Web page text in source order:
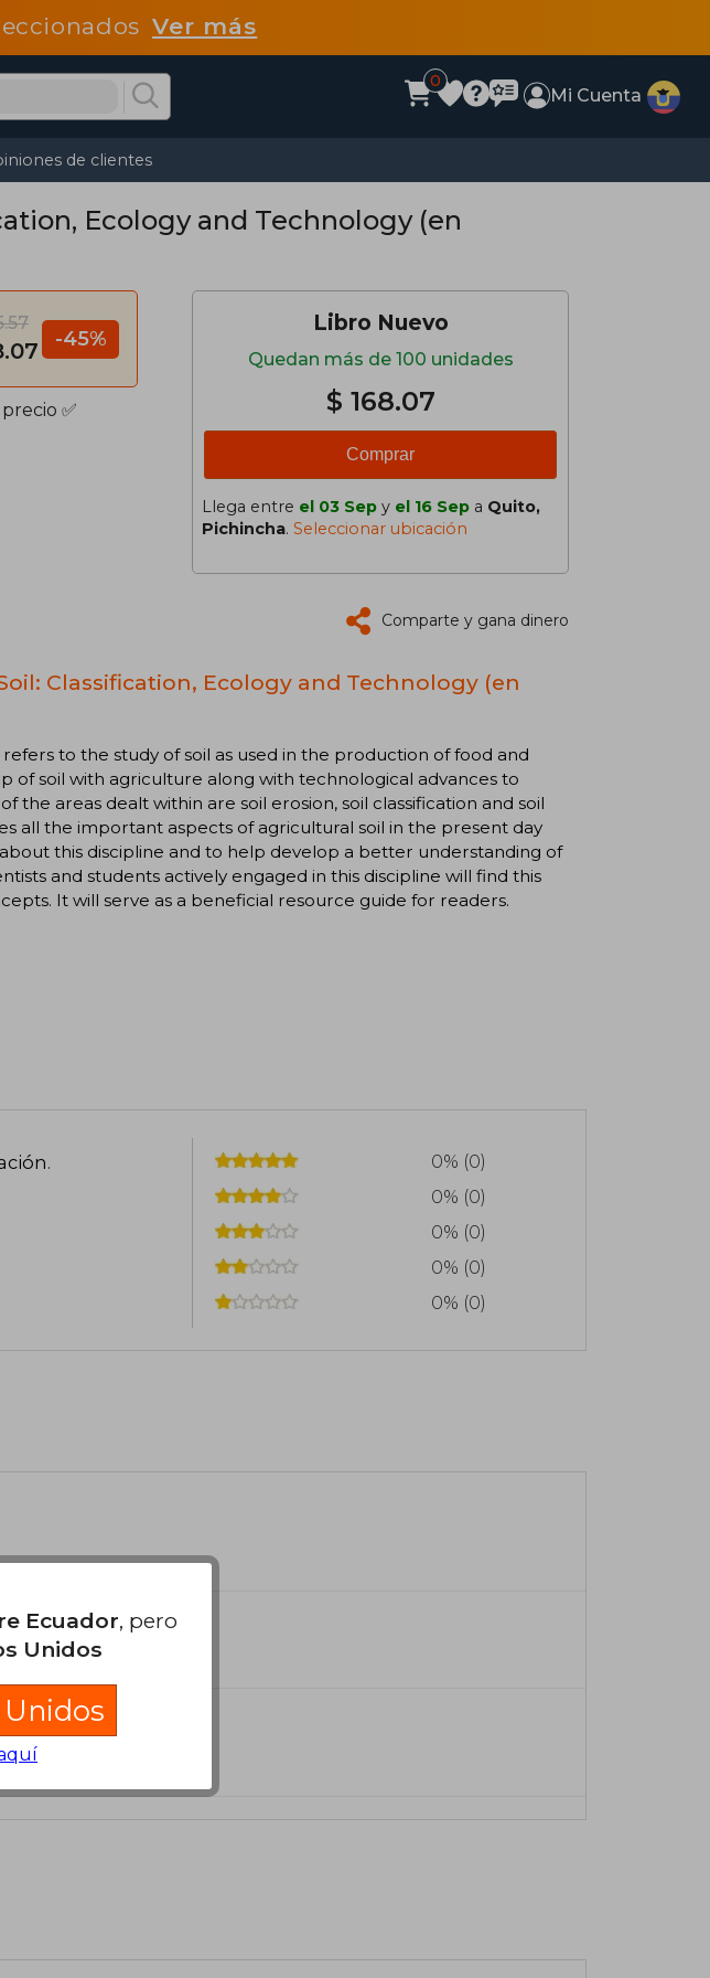
Ver más
0
Mi Cuenta
de clientes
Ecology and Technology (en
-45%
✅
Libro Nuevo
Quedan más de 100 unidades
$ 168.07
Comprar
Llega entre el 03 Sep y el 16 Sep a Quito,
Pichincha. Seleccionar ubicación
Comparte y gana dinero
Classification, Ecology and Technology (en
to the study of soil as used in the production of food and
of soil with agriculture along with technological advances to
the areas dealt within are soil erosion, soil classification and soil
all the important aspects of agricultural soil in the present day
this discipline and to help develop a better understanding of
and students actively engaged in this discipline will find this
It will serve as a beneficial resource guide for readers.
.
0% (0)
0% (0)
0% (0)
0% (0)
0% (0)
Ecuador, pero
Unidos
Unidos